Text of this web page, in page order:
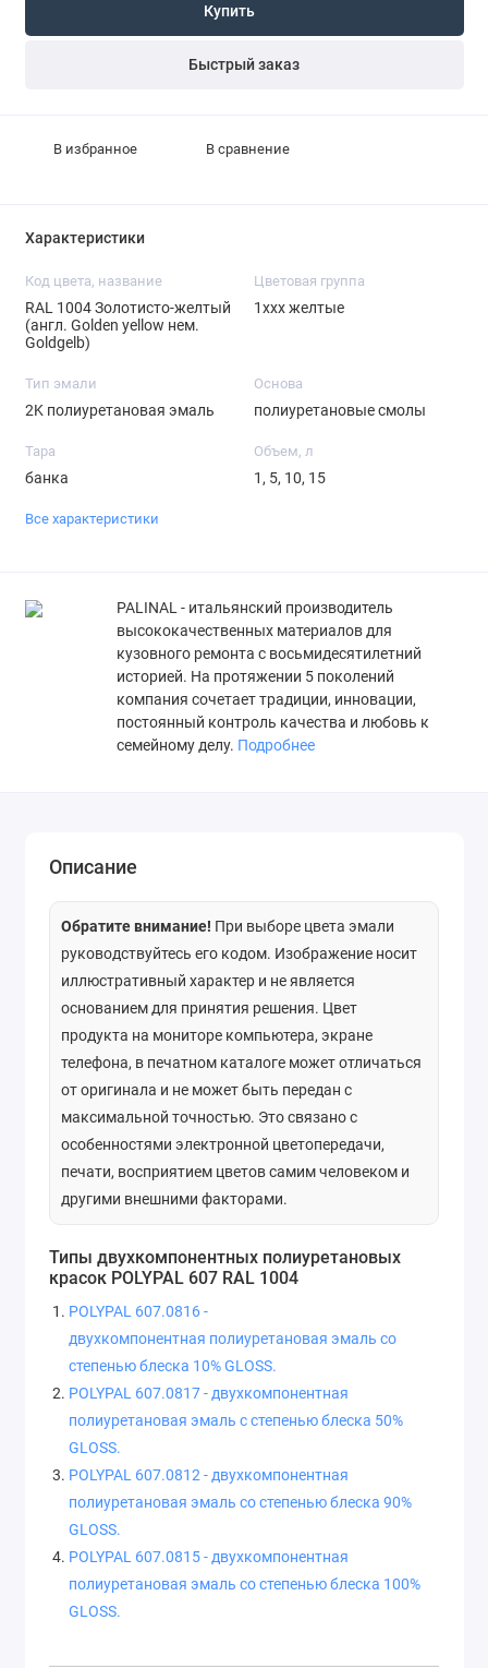
Купить
Быстрый заказ
В избранное В сравнение
Характеристики
Код цвета, название
RAL 1004 Золотисто-желтый
(англ. Golden yellow нем.
Goldgelb)
Цветовая группа
1ххх желтые
Тип эмали
2K полиуретановая эмаль
Основа
полиуретановые смолы
Тара
банка
Объем, л
1, 5, 10, 15
Все характеристики
PALINAL - итальянский производитель
высококачественных материалов для
кузовного ремонта с восьмидесятилетний
историей. На протяжении 5 поколений
компания сочетает традиции, инновации,
постоянный контроль качества и любовь к
семейному делу. Подробнее
Описание
Обратите внимание! При выборе цвета эмали
руководствуйтесь его кодом. Изображение носит
иллюстративный характер и не является
основанием для принятия решения. Цвет
продукта на мониторе компьютера, экране
телефона, в печатном каталоге может отличаться
от оригинала и не может быть передан с
максимальной точностью. Это связано с
особенностями электронной цветопередачи,
печати, восприятием цветов самим человеком и
другими внешними факторами.
Типы двухкомпонентных полиуретановых
красок POLYPAL 607 RAL 1004
POLYPAL 607.0816 -
двухкомпонентная полиуретановая эмаль со
степенью блеска 10% GLOSS.
POLYPAL 607.0817 - двухкомпонентная
полиуретановая эмаль с степенью блеска 50%
GLOSS.
POLYPAL 607.0812 - двухкомпонентная
полиуретановая эмаль со степенью блеска 90%
GLOSS.
POLYPAL 607.0815 - двухкомпонентная
полиуретановая эмаль со степенью блеска 100%
GLOSS.